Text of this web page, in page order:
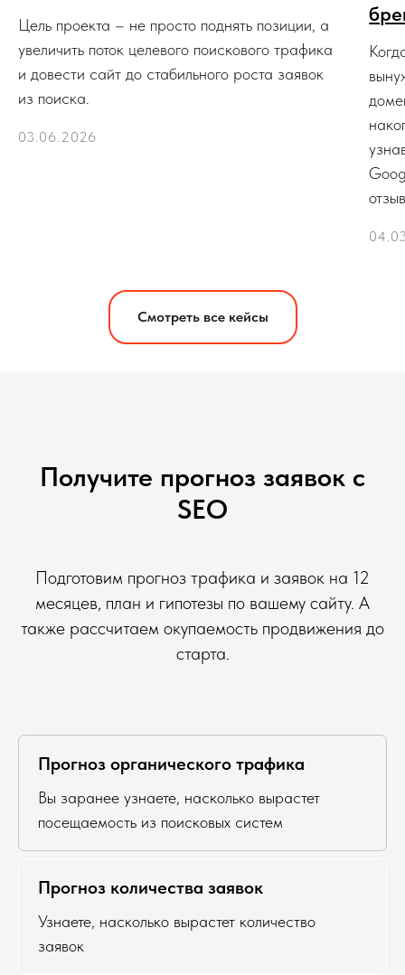
Цель проекта – не просто поднять позиции, а
увеличить поток целевого поискового трафика
и довести сайт до стабильного роста заявок
из поиска.
03.06.2026
Смотреть все кейсы
Получите прогноз заявок с
SEO
Подготовим прогноз трафика и заявок на 12
месяцев, план и гипотезы по вашему сайту. А
также рассчитаем окупаемость продвижения до
старта.
Прогноз органического трафика
Вы заранее узнаете, насколько вырастет
посещаемость из поисковых систем
Прогноз количества заявок
Узнаете, насколько вырастет количество
заявок